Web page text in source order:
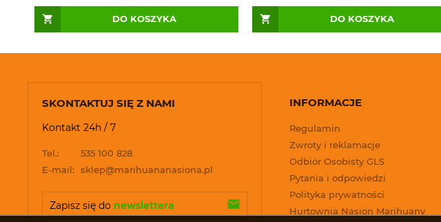
DO KOSZYKA DO KOSZYKA
INFORMACJE
Regulamin
Zwroty i reklamacje
Odbiór Osobisty GLS
Pytania i odpowiedzi
Polityka prywatności
Hurtownia Nasion Marihuany
SKONTAKTUJ SIĘ Z NAMI
Kontakt 24h / 7
Tel.:
535 100 828
E-mail: sklep@marihuananasiona.pl
Zapisz się do newslettera